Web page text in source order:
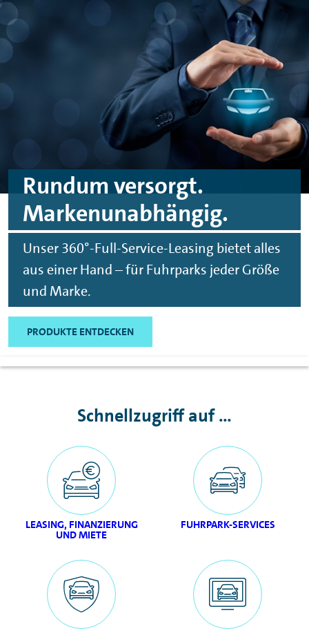
Zum Hauptinhalt springen
Rundum versorgt.
Markenunabhängig.
Unser 360°-Full-Service-Leasing bietet alles
aus einer Hand – für Fuhrparks jeder Größe
und Marke.
PRODUKTE ENTDECKEN
Schnellzugriff auf ...
LEASING, FINANZIERUNG
UND MIETE
FUHRPARK-SERVICES